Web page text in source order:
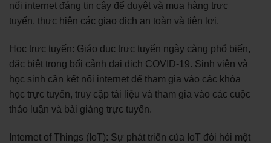
nối internet đáng tin cậy để duyệt và mua hàng trực
tuyến, thực hiện các giao dịch an toàn và tiện lợi.
Học trực tuyến: Giáo dục trực tuyến ngày càng phổ biến,
đặc biệt trong bối cảnh đại dịch COVID-19. Sinh viên và
học sinh cần kết nối internet để tham gia vào các khóa
học trực tuyến, truy cập tài liệu và tham gia vào các cuộc
thảo luận và bài giảng trực tuyến.
Internet of Things (IoT): Sự phát triển của IoT đòi hỏi một